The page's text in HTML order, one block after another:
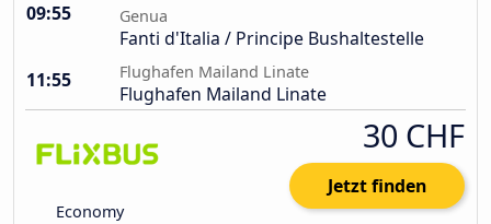
09:55 Genua
Fanti d'Italia / Principe Bushaltestelle
11:55
Flughafen Mailand Linate
Flughafen Mailand Linate
Economy
30 CHF
Jetzt finden